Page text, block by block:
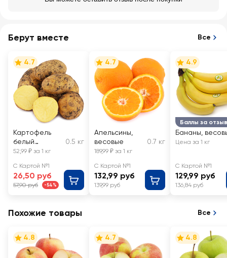
Берут вместе Все
4.7
Картофель
белый
молодой,
0.5 кг
52,99 ₽ за 1 кг
С Картой №1
26,50 руб
57,90 руб -54%
4.7
Апельсины,
весовые
0.7 кг
189,99 ₽ за 1 кг
С Картой №1
132,99 руб
139,99 руб
Баллы за отзыв
4.9
Бананы,
Цена за 1 кг
С Картой №1
129,99 руб
136,84 руб
Похожие товары Все
4.8 4.7 4.8